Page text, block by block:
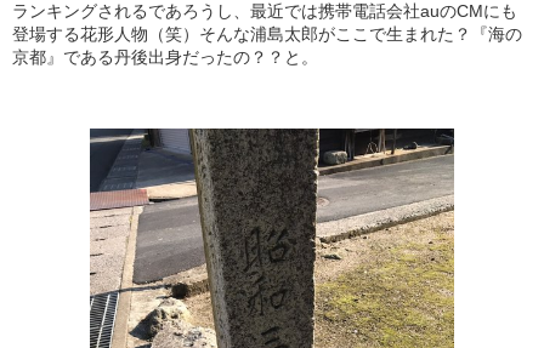
ランキングされるであろうし、最近では携帯電話会社auのCMにも
登場する花形人物（笑）そんな浦島太郎がここで生まれた？『海の
京都』である丹後出身だったの？？と。